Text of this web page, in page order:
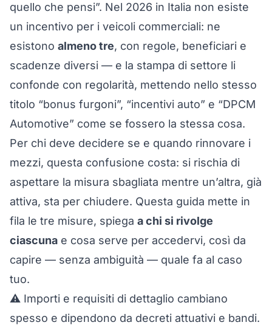
quello che pensi”. Nel 2026 in Italia non esiste
un incentivo per i veicoli commerciali: ne
esistono almeno tre, con regole, beneficiari e
scadenze diversi — e la stampa di settore li
confonde con regolarità, mettendo nello stesso
titolo “bonus furgoni”, “incentivi auto” e “DPCM
Automotive” come se fossero la stessa cosa.
Per chi deve decidere se e quando rinnovare i
mezzi, questa confusione costa: si rischia di
aspettare la misura sbagliata mentre un’altra, già
attiva, sta per chiudere. Questa guida mette in
fila le tre misure, spiega a chi si rivolge
ciascuna e cosa serve per accedervi, così da
capire — senza ambiguità — quale fa al caso
tuo.
⚠️ Importi e requisiti di dettaglio cambiano
spesso e dipendono da decreti attuativi e bandi.